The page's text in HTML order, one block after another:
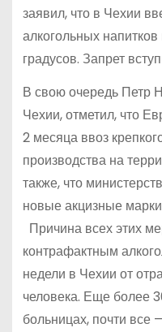
заявил, что в Чехии
алкогольных
градусов. Запрет
В свою очередь Петр
Чехии, отметил, что
2 месяца ввоз
производства на
также, что
новые акцизные
Причина всех этих
контрафактным
недели в Чехии от
человека. Еще более
больницах, почти все